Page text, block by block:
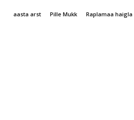
aasta arst Pille Mukk Raplamaa haigla